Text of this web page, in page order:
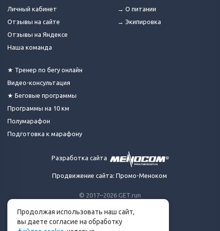
© 2017–2026 GET.run
Сделано с ❤ бегунами
для бегунов
Личный кабинет
Отзывы на сайте
Отзывы на Яндексе
Наша команда
★ Тренер по бегу онлайн
Видео-консультация
★ Беговые программы
Программы на 10 км
Полумарафон
Подготовка к марафону
→ О питании
→ Экипировка
Разработка сайта
Продвижение сайта: Промо-Меноком
Продолжая использовать наш сайт,
вы даете согласие на обработку